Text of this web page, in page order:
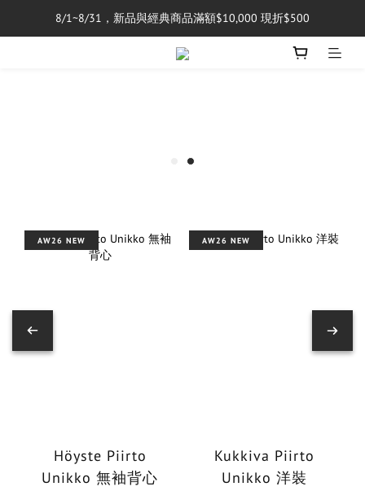
單筆消費滿$5,000享免運費
8/1~8/31，新品與經典商品滿額$10,000 現折$500
單筆消費滿$5,000享免運費
AW26 NEW
Höyste Piirto
Unikko 無袖背心
AW26 NEW
Kukkiva Piirto
Unikko 洋裝